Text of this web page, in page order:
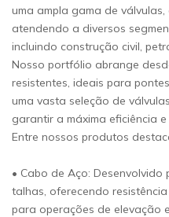
uma ampla gama de
atendendo a diversos
incluindo construção civil,
Nosso portfólio abrange
resistentes, ideais para
uma vasta seleção de
garantir a máxima eficiência
Entre nossos produtos
• Cabo de Aço:
talhas, oferecendo
para operações de elevação